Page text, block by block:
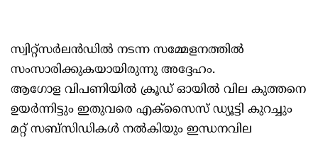
സ്വിറ്റ്സർലൻഡിൽ നടന്ന സമ്മേളനത്തിൽ
സംസാരിക്കുകയായിരുന്നു അദ്ദേഹം.
ആഗോള വിപണിയിൽ ക്രൂഡ് ഓയിൽ വില കുത്തനെ
ഉയർന്നിട്ടും ഇതുവരെ എക്സൈസ് ഡ്യൂട്ടി കുറച്ചും
മറ്റ് സബ്‌സിഡികൾ നൽകിയും ഇന്ധനവില